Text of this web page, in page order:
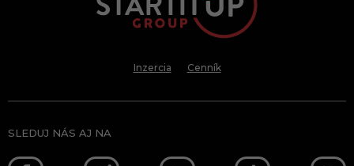
Inzercia Cenník
SLEDUJ NÁS AJ NA